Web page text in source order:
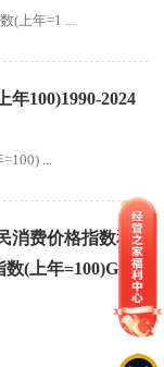
(上年=1 ...
100)1990-2024
...
消费价格指数和
(上年=100)GDP